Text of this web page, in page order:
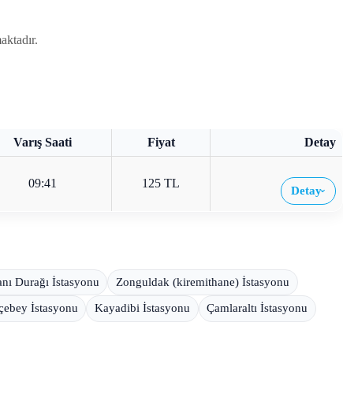
Varış Saati Fiyat Detay
09:41 125 TL
Detay›
Durağı İstasyonu Zonguldak (kiremithane) İstasyonu
İstasyonu Kayadibi İstasyonu Çamlaraltı İstasyonu